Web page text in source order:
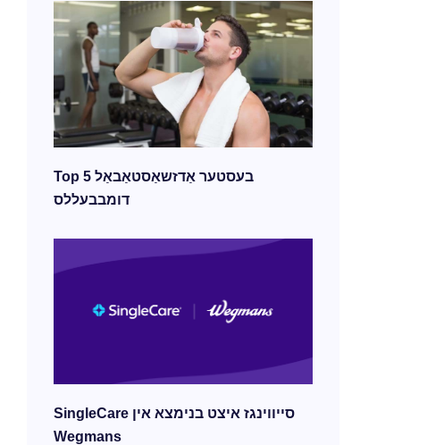
Top 5 בעסטער אַדזשאַסטאַבאַל
דומבבעללס
SingleCare סייווינגז איצט בנימצא אין
Wegmans